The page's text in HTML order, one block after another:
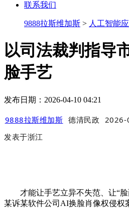
联系我们
9888拉斯维加斯 > 人工智能
以司法裁判指导
脸手艺
发布日期：2026-04-10 04:21
9888拉斯维加斯 德清民政 2026-
发表于浙江
才能让手艺立异不失范、让“脸
某诉某软件公司AI换脸肖像权侵权